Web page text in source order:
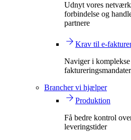
Udnyt vores
forbindelse og
partnere
Krav til e-
Naviger i
Brancher vi hjælper
Produktion
Få bedre kontrol
leveringstider